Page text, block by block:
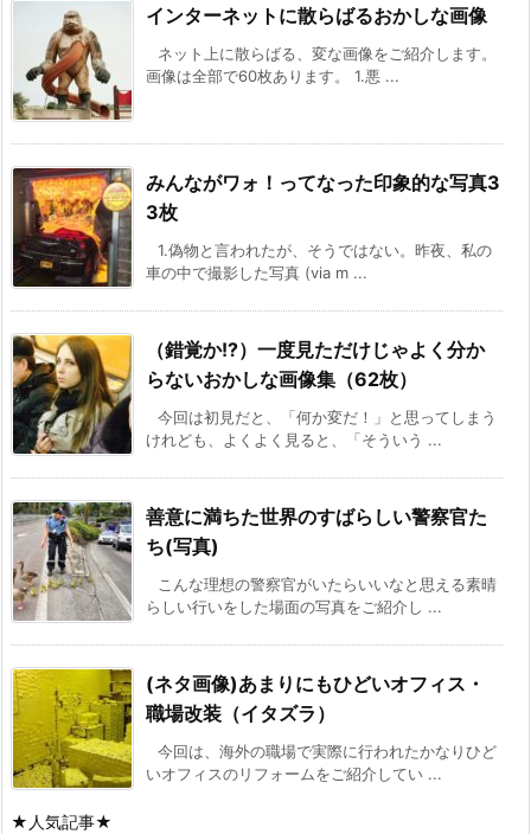
インターネットに散らばるおかしな画像
ネット上に散らばる、変な画像をご紹介します。
画像は全部で60枚あります。 1.悪 ...
みんながワォ！ってなった印象的な写真3
3枚
1.偽物と言われたが、そうではない。昨夜、私の
車の中で撮影した写真 (via m ...
（錯覚か!?）一度見ただけじゃよく分か
らないおかしな画像集（62枚）
今回は初見だと、「何か変だ！」と思ってしまう
けれども、よくよく見ると、「そういう ...
善意に満ちた世界のすばらしい警察官た
ち(写真)
こんな理想の警察官がいたらいいなと思える素晴
らしい行いをした場面の写真をご紹介し ...
(ネタ画像)あまりにもひどいオフィス・
職場改装（イタズラ）
今回は、海外の職場で実際に行われたかなりひど
いオフィスのリフォームをご紹介してい ...
★人気記事★